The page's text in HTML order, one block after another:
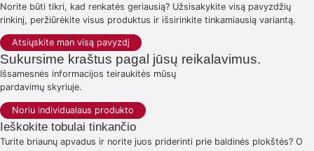
Norite būti tikri, kad renkatės geriausią? Užsisakykite visą pavyzdžių
rinkinį, peržiūrėkite visus produktus ir išsirinkite tinkamiausią variantą.
Atsiųskite man visą pavyzdį
Sukursime kraštus pagal jūsų reikalavimus.
Išsamesnės informacijos teiraukitės mūsų
pardavimų skyriuje.
Noriu individualaus produkto
Ieškokite tobulai tinkančio
Turite briaunų apvadus ir norite juos priderinti prie baldinės plokštės? O